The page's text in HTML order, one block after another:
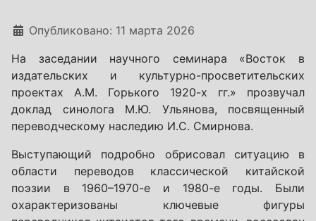
Информация о материале
Опубликовано: 11 марта 2026
На заседании научного семинара «Восток в
издательских и культурно-просветительских
проектах А.М. Горького 1920-х гг.» прозвучал
доклад синолога М.Ю. Ульянова, посвященный
переводческому наследию И.С. Смирнова.
Выступающий подробно обрисовал ситуацию в
области переводов классической китайской
поэзии в 1960–1970-е и 1980-е годы. Были
охарактеризованы ключевые фигуры